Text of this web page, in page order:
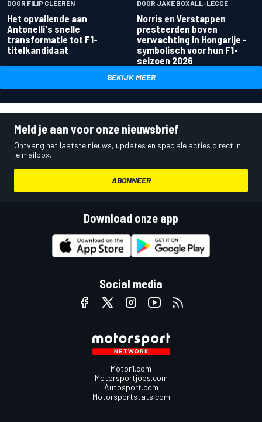
DOOR FILIP CLEEREN
Het opvallende aan
Antonelli's snelle
transformatie tot F1-
titelkandidaat
DOOR JAKE BOXALL-LEGGE
Norris en Verstappen
presteerden boven
verwachting in Hongarije -
symbolisch voor hun F1-
seizoen 2026
BEKIJK MEER
Meld je aan voor onze nieuwsbrief
Ontvang het laatste nieuws, updates en speciale acties direct in
je mailbox.
ABONNEER
Download onze app
Social media
Motor1.com
Motorsportjobs.com
Autosport.com
Motorsportstats.com